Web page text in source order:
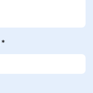
*